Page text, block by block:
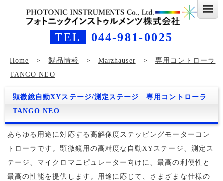
TEL 044-981-0025
Home >製品情報 > Marzhauser > 専用コントローラ
TANGO NEO
顕微鏡自動XYステージ/測定ステージ 専用コントローラ
TANGO NEO
あらゆる用途に対応する高解像度ステッピングモーターコン
トローラです。顕微鏡用の高精度な自動XYステージ、測定ス
テージ、マイクロマニピュレーター向けに、最高の利便性と
最高の性能を提供します。用途に応じて、さまざまな仕様の